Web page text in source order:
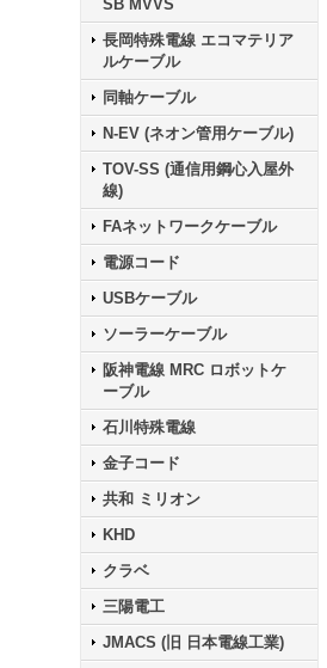
SB MVVS
長岡特殊電線 エコマテリア
ルケーブル
同軸ケーブル
N-EV (ネオン管用ケーブル)
TOV-SS (通信用鋼心入屋外
線)
FAネットワークケーブル
電源コード
USBケーブル
ソーラーケーブル
阪神電線 MRC ロボットケ
ーブル
石川特殊電線
金子コード
共和 ミリオン
KHD
クラベ
三陽電工
JMACS (旧 日本電線工業)